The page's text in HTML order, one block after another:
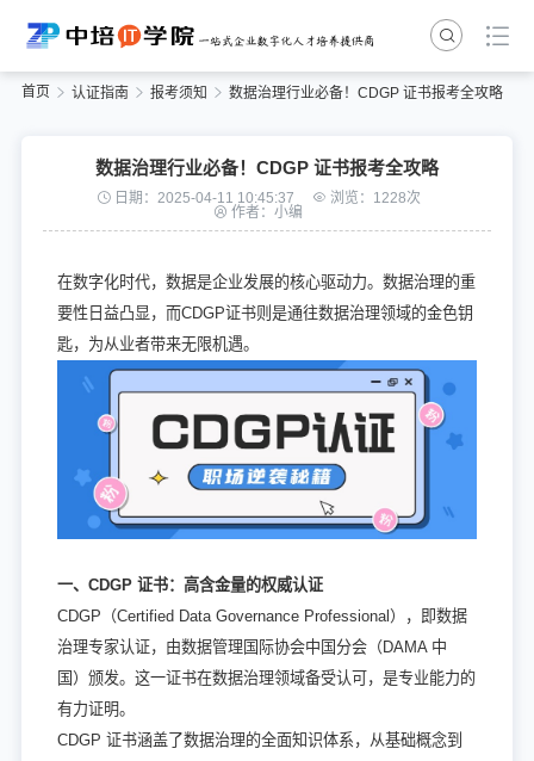
首页 认证指南 报考须知 数据治理行业必备！CDGP 证书报考全攻略
数据治理行业必备！CDGP 证书报考全攻略
日期：2025-04-11 10:45:37
浏览：1228次
作者：小编
在数字化时代，数据是企业发展的核心驱动力。数据治理的重
要性日益凸显，而CDGP证书则是通往数据治理领域的金色钥
匙，为从业者带来无限机遇。
一、CDGP 证书：高含金量的权威认证
CDGP（Certified Data Governance Professional），即数据
治理专家认证，由数据管理国际协会中国分会（DAMA 中
国）颁发。这一证书在数据治理领域备受认可，是专业能力的
有力证明。
CDGP 证书涵盖了数据治理的全面知识体系，从基础概念到